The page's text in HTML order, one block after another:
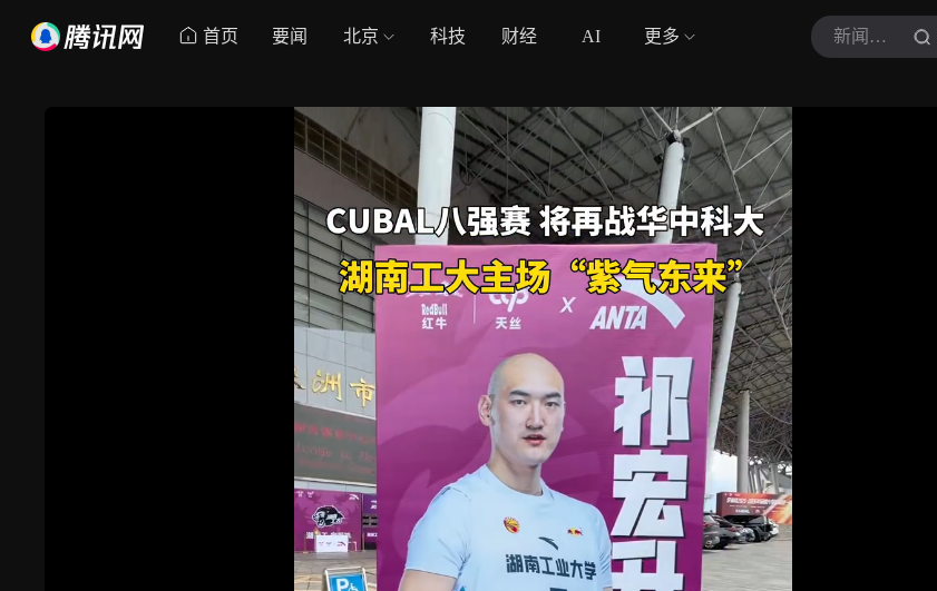
首页 要闻 北京 科技 财经 AI 更多 新闻株洲